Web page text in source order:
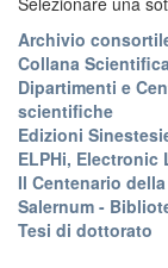
Archivio
Collana
Dipartimenti e
scientifiche
Edizioni
ELPHi,
Il Centenario
Salernum -
Tesi di dottorato